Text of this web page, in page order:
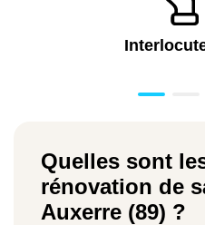
Quelles sont
rénovation de
Auxerre (89) ?